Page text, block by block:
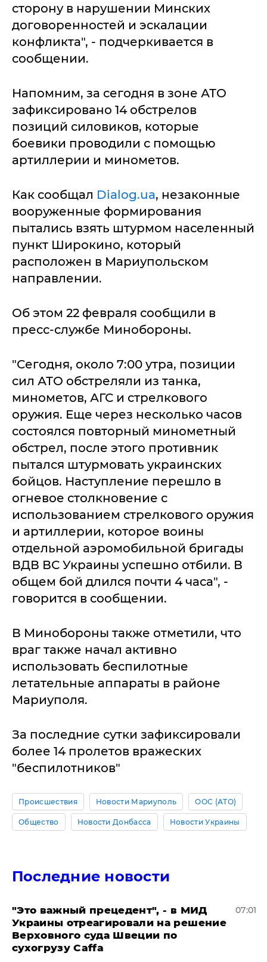
сторону в нарушении Минских
договоренностей и эскалации
конфликта", - подчеркивается в
сообщении.
Напомним, за сегодня в зоне АТО
зафиксировано 14 обстрелов
позиций силовиков, которые
боевики проводили с помощью
артиллерии и минометов.
Как сообщал Dialog.ua, незаконные
вооруженные формирования
пытались взять штурмом населенный
пункт Широкино, который
расположен в Мариупольском
направлении.
Об этом 22 февраля сообщили в
пресс-службе Минобороны.
"Сегодня, около 7:00 утра, позиции
сил АТО обстреляли из танка,
минометов, АГС и стрелкового
оружия. Еще через несколько часов
состоялся повторный минометный
обстрел, после этого противник
пытался штурмовать украинских
бойцов. Наступление перешло в
огневое столкновение с
использованием стрелкового оружия
и артиллерии, которое воины
отдельной аэромобильной бригады
ВДВ ВС Украины успешно отбили. В
общем бой длился почти 4 часа", -
говорится в сообщении.
В Минобороны также отметили, что
враг также начал активно
использовать беспилотные
летательные аппараты в районе
Мариуполя.
За последние сутки зафиксировали
более 14 пролетов вражеских
"беспилотников"
Происшествия Новости Мариуполь ООС (АТО)
Общество Новости Донбасса Новости Украины
Последние новости
"Это важный прецедент", - в МИД
Украины отреагировали на решение
Верховного суда Швеции по
сухогрузу Caffa
07:01